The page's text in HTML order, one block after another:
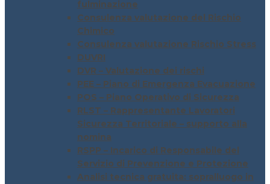
fulminazione
Consulenza valutazione del Rischio
Chimico
Consulenza valutazione Rischio Stress
DUVRI
DVR – Valutazione dei rischi
PEE – Piano di Emergenza Evacuazione
POS – Piano Operativo di Sicurezza
RLST – Rappresentante Lavoratori
Sicurezza Territoriale – supporto alla
nomina
RSPP – Incarico di Responsabile del
Servizio di Prevenzione e Protezione
Analisi tecnica gratuita: sopralluogo in